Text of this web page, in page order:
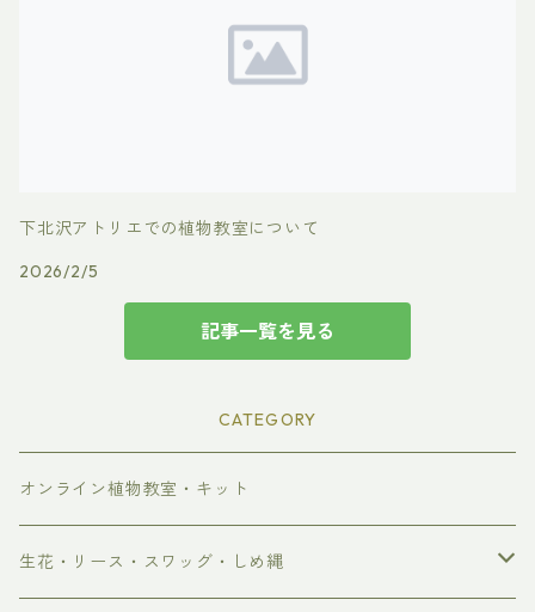
下北沢アトリエでの植物教室について
2026/2/5
記事一覧を見る
CATEGORY
オンライン植物教室・キット
生花・リース・スワッグ・しめ縄